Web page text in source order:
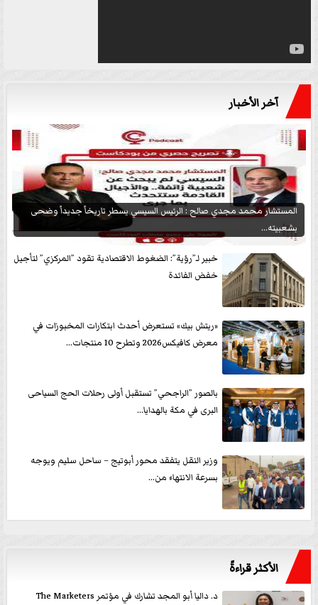
آخر الأخبار
المستشار محمد مجدي صالح : الرئيس السيسي يسطر تاريخاً جديداً وضحى
بشعبيته...
خبير لـ”رؤية”: الضغوط الاقتصادية تقود ”المركزي” لتأجيل
خفض الفائدة
«ريتش بيك» تستعرض أحدث ابتكارات المخبوزات في
معرض كافيكس2026 وتطرح 10 منتجات...
بالصور ”الراجحي” تستقبل أولى رحلات الحج السياحى
البرى في مكة بالهدايا...
وزير النقل يتفقد محور أبوتيج – ساحل سليم ويوجه
بسرعة الانتهاء من...
الأكثر قراءةً
د. داليا أبو المجد تشارك في مؤتمر The Marketers